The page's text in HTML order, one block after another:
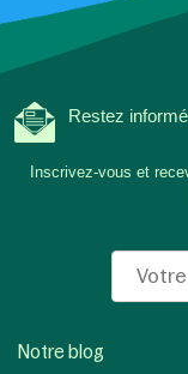
Restez
Inscrivez-vous et
Notre blog